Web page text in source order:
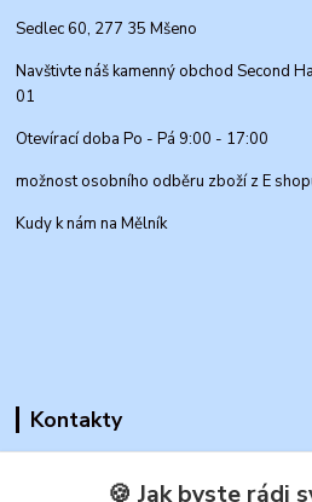
Sedlec 60, 277 35 Mšeno
Navštivte náš kamenný obchod Second
01
Otevírací doba Po - Pá 9:00 - 17:00
možnost osobního odběru zboží z E
Kudy k nám na Mělník
Kontakty
🍪 Jak byste rádi